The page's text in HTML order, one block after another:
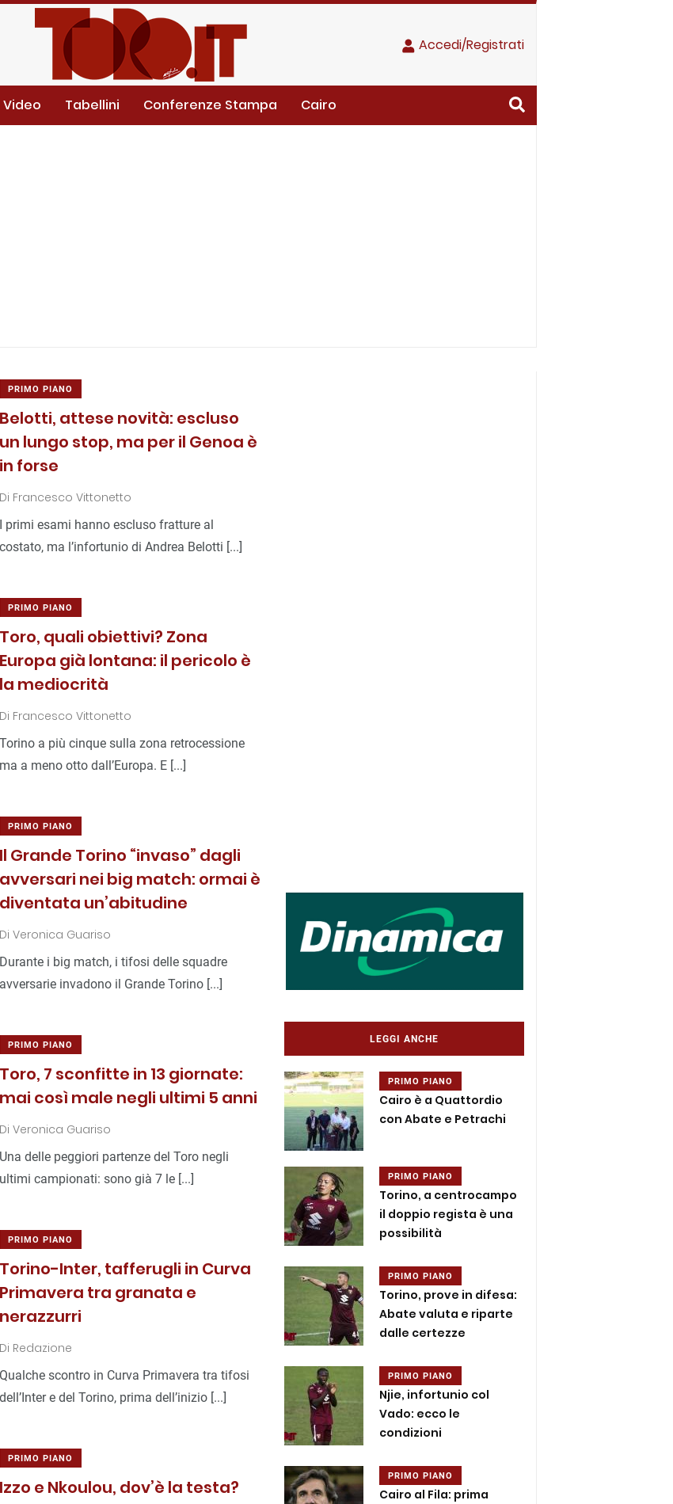
Accedi/Registrati
Video Tabellini Conferenze Stampa Cairo
PRIMO PIANO
Belotti, attese novità: escluso
un lungo stop, ma per il Genoa è
in forse
Di Francesco Vittonetto
I primi esami hanno escluso fratture al
costato, ma l’infortunio di Andrea Belotti [...]
PRIMO PIANO
Toro, quali obiettivi? Zona
Europa già lontana: il pericolo è
la mediocrità
Di Francesco Vittonetto
Torino a più cinque sulla zona retrocessione
ma a meno otto dall’Europa. E [...]
PRIMO PIANO
Il Grande Torino “invaso” dagli
avversari nei big match: ormai è
diventata un’abitudine
Di Veronica Guariso
Durante i big match, i tifosi delle squadre
avversarie invadono il Grande Torino [...]
PRIMO PIANO
Toro, 7 sconfitte in 13 giornate:
mai così male negli ultimi 5 anni
Di Veronica Guariso
Una delle peggiori partenze del Toro negli
ultimi campionati: sono già 7 le [...]
PRIMO PIANO
Torino-Inter, tafferugli in Curva
Primavera tra granata e
nerazzurri
Di Redazione
Qualche scontro in Curva Primavera tra tifosi
dell’Inter e del Torino, prima dell’inizio [...]
PRIMO PIANO
Izzo e Nkoulou, dov’è la testa?
LEGGI ANCHE
PRIMO PIANO
Cairo è a Quattordio
con Abate e Petrachi
PRIMO PIANO
Torino, a centrocampo
il doppio regista è una
possibilità
PRIMO PIANO
Torino, prove in difesa:
Abate valuta e riparte
dalle certezze
PRIMO PIANO
Njie, infortunio col
Vado: ecco le
condizioni
PRIMO PIANO
Cairo al Fila: prima